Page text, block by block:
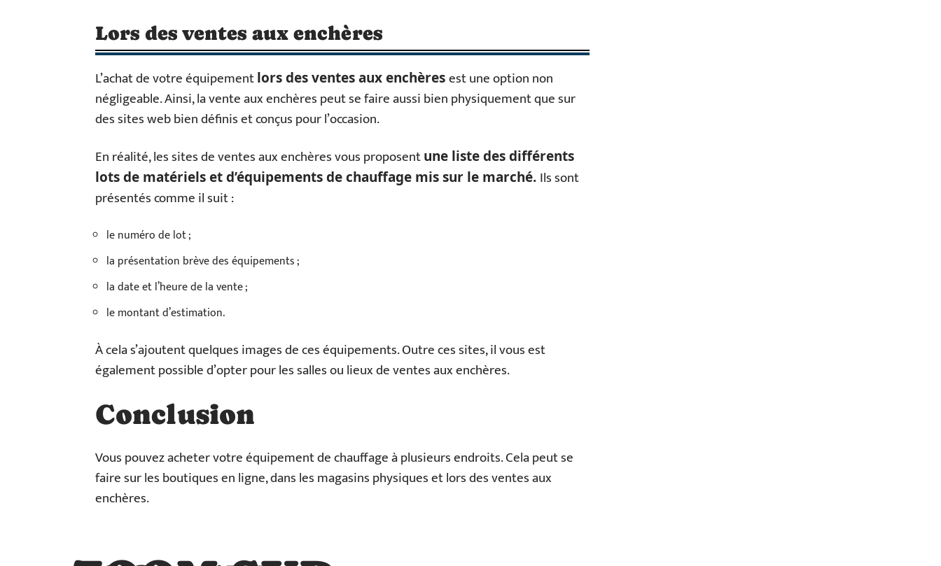
Lors des ventes aux enchères
L’achat de votre équipementlors des ventes aux enchèresest une option non
négligeable. Ainsi, la vente aux enchères peut se faire aussi bien physiquement que sur
des sites web bien définis et conçus pour l’occasion.
En réalité, les sites de ventes aux enchères vous proposentune liste des différents
lots de matériels et d’équipements de chauffage mis sur le marché. Ils sont
présentés comme il suit :
le numéro de lot ;
la présentation brève des équipements ;
la date et l’heure de la vente ;
le montant d’estimation.
À cela s’ajoutent quelques images de ces équipements. Outre ces sites, il vous est
également possible d’opter pour les salles ou lieux de ventes aux enchères.
Conclusion
Vous pouvez acheter votre équipement de chauffage à plusieurs endroits. Cela peut se
faire sur les boutiques en ligne, dans les magasins physiques et lors des ventes aux
enchères.